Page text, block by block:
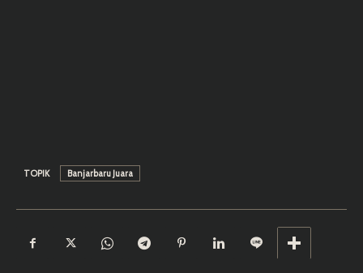
TOPIK Banjarbaru Juara